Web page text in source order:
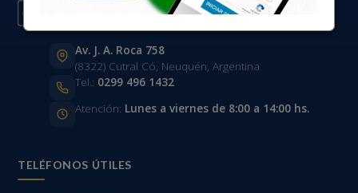
Av. J. A. Roca 758
(8322) Cutral Có, Neuquén, Argentina
Tel.: 0299 496 1432
Atención: Lunes a viernes de 8:00 a 14:00 hs.
TELÉFONOS ÚTILES